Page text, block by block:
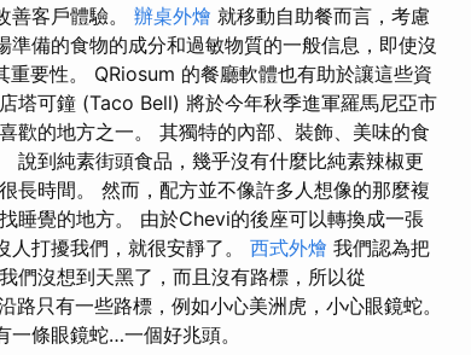
善客戶體驗。 辦桌外燴 就移動自助餐而言，考慮
備的食物的成分和過敏物質的一般信息，即使沒
要性。 QRiosum 的餐廳軟體也有助於讓這些資
塔可鐘 (Taco Bell) 將於今年秋季進軍羅馬尼亞市
歡的地方之一。 其獨特的內部、裝飾、美味的食
說到純素街頭食品，幾乎沒有什麼比純素辣椒更
長時間。 然而，配方並不像許多人想像的那麼複
睡覺的地方。 由於Chevi的後座可以轉換成一張
打擾我們，就很安靜了。 西式外燴 我們認為把
們沒想到天黑了，而且沒有路標，所以從
只有一些路標，例如小心美洲虎，小心眼鏡蛇。
條眼鏡蛇…一個好兆頭。